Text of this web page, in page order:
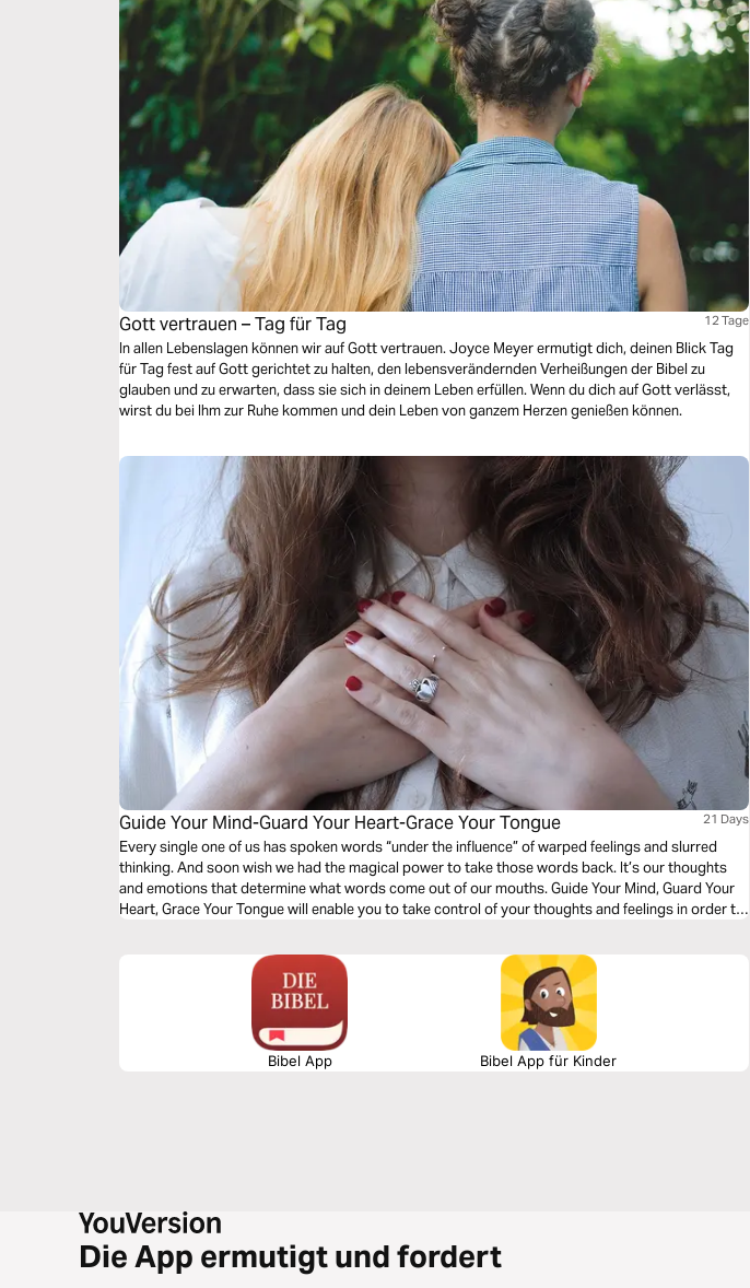
Gott vertrauen – Tag für Tag 12 Tage
In allen Lebenslagen können wir auf Gott vertrauen. Joyce Meyer ermutigt dich, deinen Blick Tag
für Tag fest auf Gott gerichtet zu halten, den lebensverändernden Verheißungen der Bibel zu
glauben und zu erwarten, dass sie sich in deinem Leben erfüllen. Wenn du dich auf Gott verlässt,
wirst du bei Ihm zur Ruhe kommen und dein Leben von ganzem Herzen genießen können.
Guide Your Mind-Guard Your Heart-Grace Your Tongue 21 Days
Every single one of us has spoken words “under the influence” of warped feelings and slurred
thinking. And soon wish we had the magical power to take those words back. It’s our thoughts
and emotions that determine what words come out of our mouths. Guide Your Mind, Guard Your
Heart, Grace Your Tongue will enable you to take control of your thoughts and feelings in order to
Bibel App Bibel App für Kinder
Die App ermutigt und fordert